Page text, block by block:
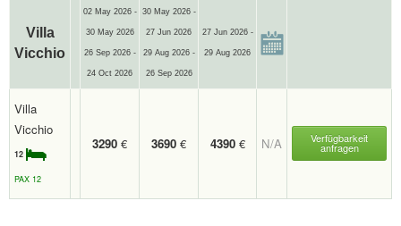
Villa
Vicchio
02 May 2026 -
30 May 2026
26 Sep 2026 -
24 Oct 2026
30 May 2026 -
27 Jun 2026
29 Aug 2026 -
26 Sep 2026
27 Jun 2026 -
29 Aug 2026
Villa
Vicchio
12
PAX 12
3290 € 3690 € 4390 € N/A Verfügbarkeit
anfragen